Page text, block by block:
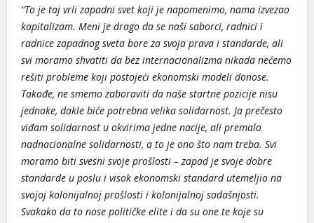
“To je taj vrli zapadni svet koji je napomenimo, nama izvezao
kapitalizam. Meni je drago da se naši saborci, radnici i
radnice zapadnog sveta bore za svoja prava i standarde, ali
svi moramo shvatiti da bez internacionalizma nikada nećemo
rešiti probleme koji postojeći ekonomski modeli donose.
Takođe, ne smemo zaboraviti da naše startne pozicije nisu
jednake, dakle biće potrebna velika solidarnost. Ja prečesto
viđam solidarnost u okvirima jedne nacije, ali premalo
nadnacionalne solidarnosti, a to je ono što nam treba. Svi
moramo biti svesni svoje prošlosti – zapad je svoje dobre
standarde u poslu i visok ekonomski standard utemeljio na
svojoj kolonijalnoj prošlosti i kolonijalnoj sadašnjosti.
Svakako da to nose političke elite i da su one te koje su